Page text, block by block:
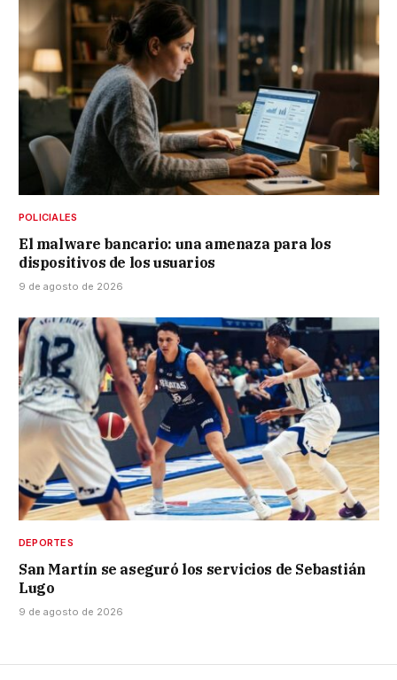
POLICIALES
El malware bancario: una amenaza para los
dispositivos de los usuarios
9 de agosto de 2026
DEPORTES
San Martín se aseguró los servicios de Sebastián
Lugo
9 de agosto de 2026